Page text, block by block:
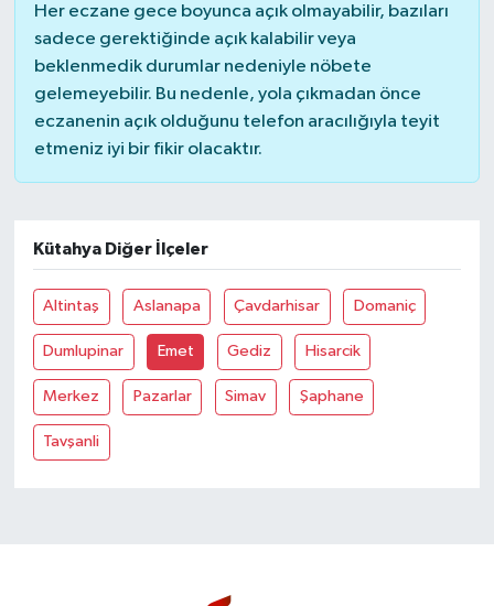
Her eczane gece boyunca açık olmayabilir, bazıları
sadece gerektiğinde açık kalabilir veya
beklenmedik durumlar nedeniyle nöbete
gelemeyebilir. Bu nedenle, yola çıkmadan önce
eczanenin açık olduğunu telefon aracılığıyla teyit
etmeniz iyi bir fikir olacaktır.
Kütahya Diğer İlçeler
Altintaş Aslanapa Çavdarhisar Domaniç
Dumlupinar Emet Gediz Hisarcik
Merkez Pazarlar Simav Şaphane
Tavşanli
Bilim, Teknoloji